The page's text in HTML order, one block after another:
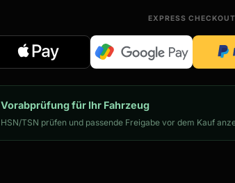
EXPRESS CHECKOUT
Vorabprüfung für Ihr Fahrzeug
HSN/TSN prüfen und passende Freigabe vor dem Kauf